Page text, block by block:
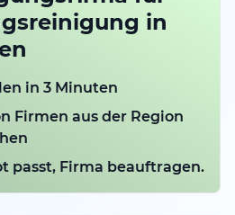
in
in 3 Minuten
Firmen aus der Region
passt, Firma beauftragen.